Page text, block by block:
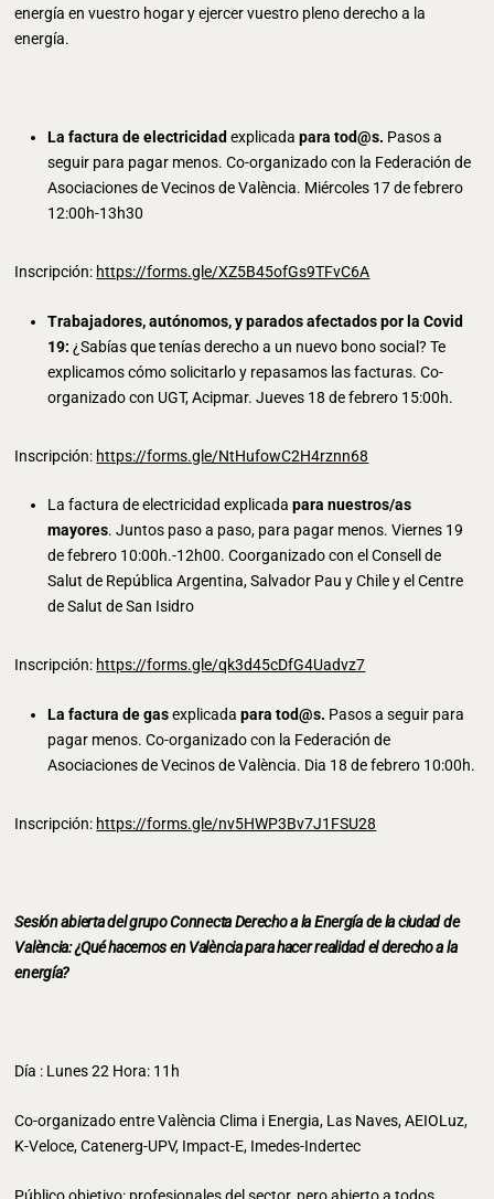
energía en vuestro hogar y ejercer vuestro pleno derecho a la
energía.
La factura de electricidadexplicada para tod@s. Pasos a
seguir para pagar menos. Co-organizado con la Federación de
Asociaciones de Vecinos de València. Miércoles 17 de febrero
12:00h-13h30
Inscripción: https://forms.gle/XZ5B45ofGs9TFvC6A
Trabajadores, autónomos, y parados afectados por la Covid
19:¿Sabías que tenías derecho a un nuevo bono social? Te
explicamos cómo solicitarlo y repasamos las facturas. Co-
organizado con UGT, Acipmar. Jueves 18 de febrero 15:00h.
Inscripción: https://forms.gle/NtHufowC2H4rznn68
La factura de electricidad explicadapara nuestros/as
mayores. Juntos paso a paso, para pagar menos. Viernes 19
de febrero 10:00h.-12h00. Coorganizado con el Consell de
Salut de República Argentina, Salvador Pau y Chile y el Centre
de Salut de San Isidro
Inscripción: https://forms.gle/qk3d45cDfG4Uadvz7
La factura de gasexplicada para tod@s. Pasos a seguir para
pagar menos. Co-organizado con la Federación de
Asociaciones de Vecinos de València. Dia 18 de febrero 10:00h.
Inscripción: https://forms.gle/nv5HWP3Bv7J1FSU28
Sesión abierta del grupo Connecta Derecho a la Energía de la ciudad de
València:¿Qué hacemos en València para hacer realidad el derecho a la
energía?
Día : Lunes 22 Hora: 11h
Co-organizado entre València Clima i Energia, Las Naves, AEIOLuz,
K-Veloce, Catenerg-UPV, Impact-E, Imedes-Indertec